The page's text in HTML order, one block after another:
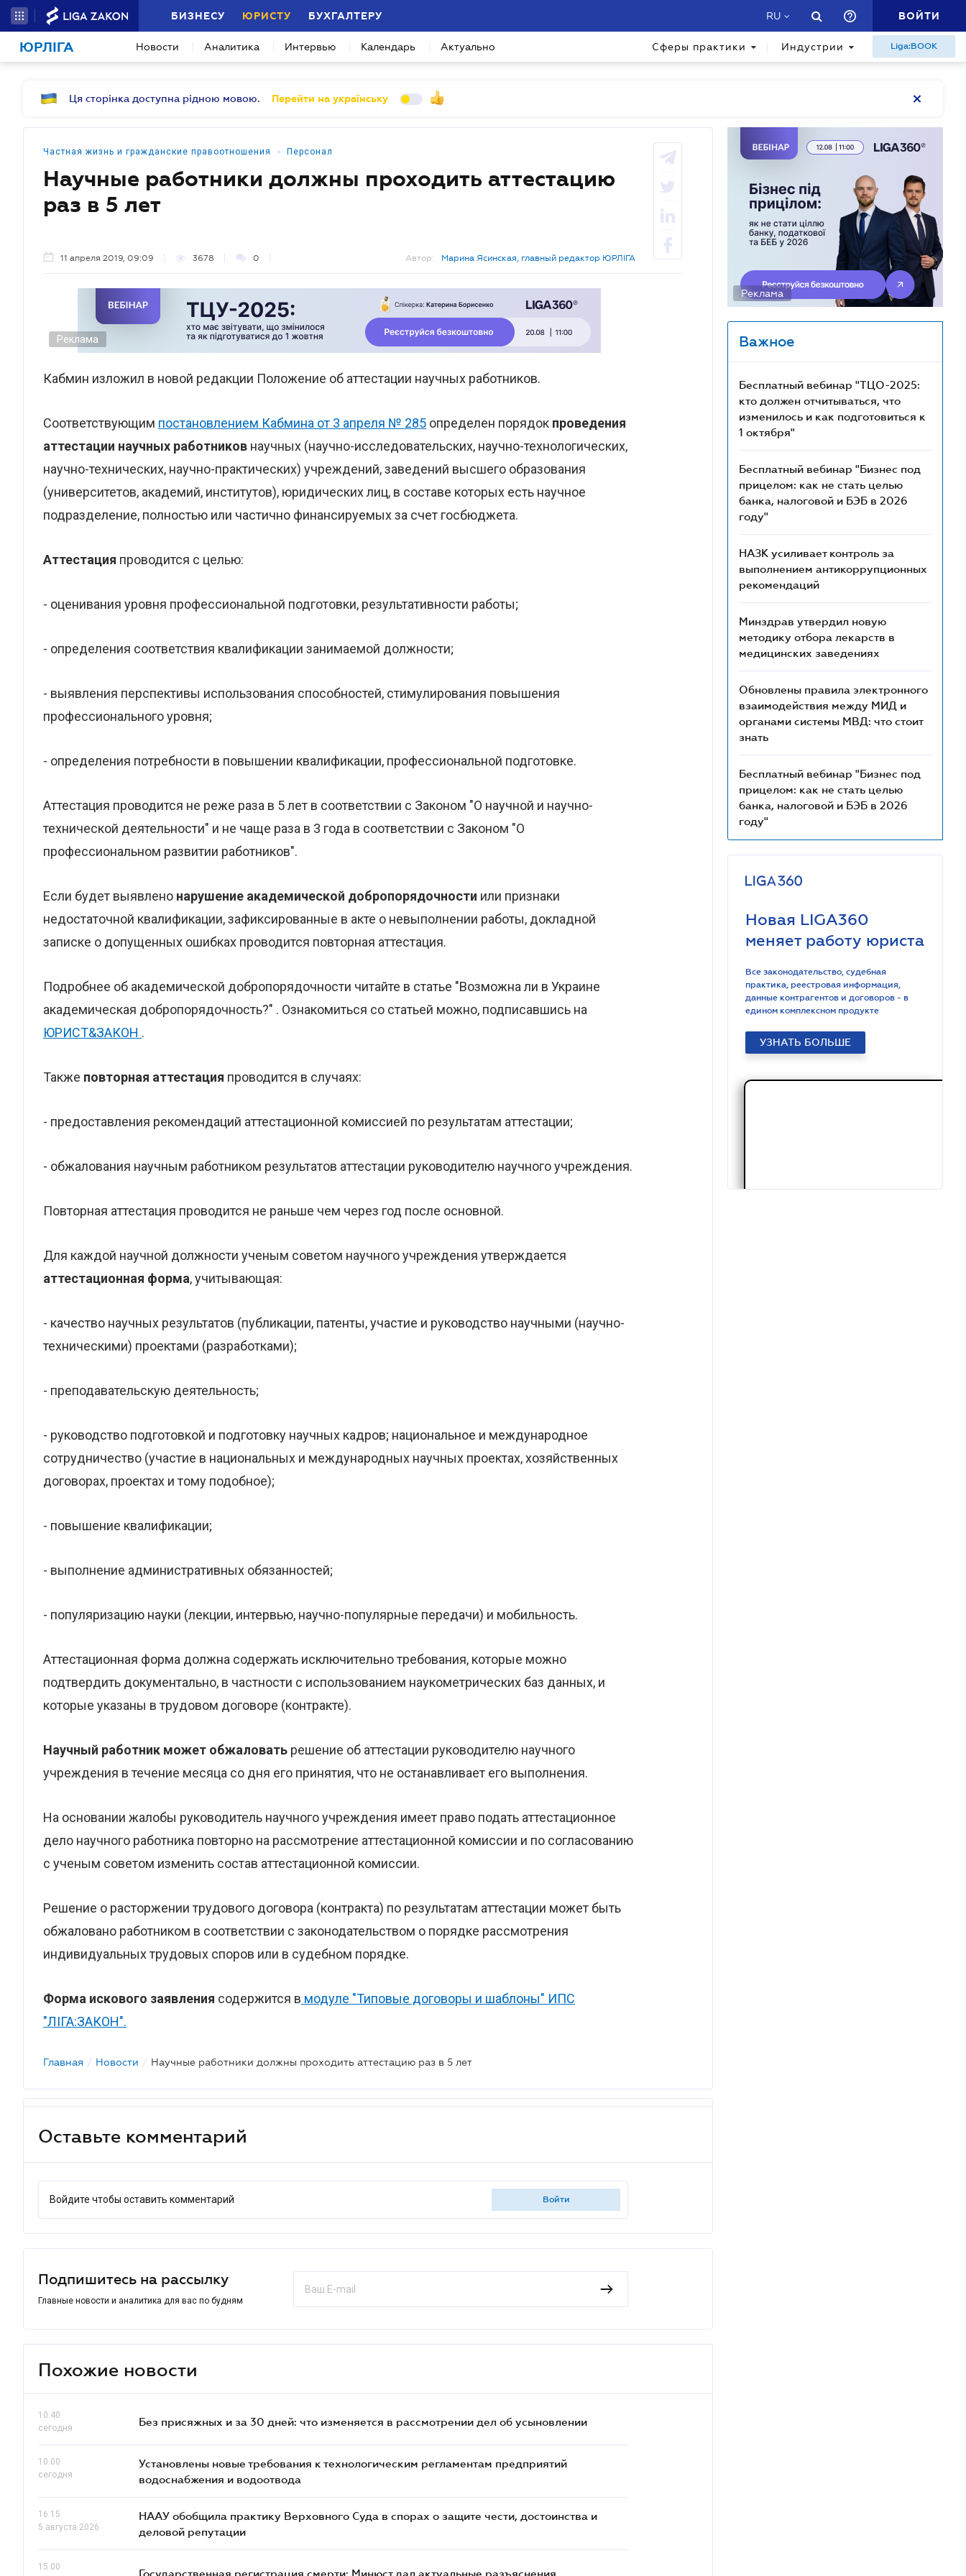
БИЗНЕСУ ЮРИСТУ БУХГАЛТЕРУ RU ВОЙТИ
ЮРЛІГА Новости Аналитика Интервью Календарь Актуально Сферы практики Индустрии Liga:BOOK
Ця сторінка доступна рідною мовою. Перейти на українську
Частная жизнь и гражданские правоотношения • Персонал
Научные работники должны проходить аттестацию
раз в 5 лет
11 апреля 2019, 09:09 3678 0 Автор: Марина Ясинская, главный редактор ЮРЛІГА
Реклама
Кабмин изложил в новой редакции Положение об аттестации научных работников.
Соответствующим постановлением Кабмина от 3 апреля № 285 определен порядок проведения
аттестации научных работников научных (научно-исследовательских, научно-технологических,
научно-технических, научно-практических) учреждений, заведений высшего образования
(университетов, академий, институтов), юридических лиц, в составе которых есть научное
подразделение, полностью или частично финансируемых за счет госбюджета.
Аттестация проводится с целью:
- оценивания уровня профессиональной подготовки, результативности работы;
- определения соответствия квалификации занимаемой должности;
- выявления перспективы использования способностей, стимулирования повышения
профессионального уровня;
- определения потребности в повышении квалификации, профессиональной подготовке.
Аттестация проводится не реже раза в 5 лет в соответствии с Законом "О научной и научно-
технической деятельности" и не чаще раза в 3 года в соответствии с Законом "О
профессиональном развитии работников".
Если будет выявлено нарушение академической добропорядочности или признаки
недостаточной квалификации, зафиксированные в акте о невыполнении работы, докладной
записке о допущенных ошибках проводится повторная аттестация.
Подробнее об академической добропорядочности читайте в статье "Возможна ли в Украине
академическая добропорядочность?" . Ознакомиться со статьей можно, подписавшись на
ЮРИСТ&ЗАКОН .
Также повторная аттестация проводится в случаях:
- предоставления рекомендаций аттестационной комиссией по результатам аттестации;
- обжалования научным работником результатов аттестации руководителю научного учреждения.
Повторная аттестация проводится не раньше чем через год после основной.
Для каждой научной должности ученым советом научного учреждения утверждается
аттестационная форма, учитывающая:
- качество научных результатов (публикации, патенты, участие и руководство научными (научно-
техническими) проектами (разработками);
- преподавательскую деятельность;
- руководство подготовкой и подготовку научных кадров; национальное и международное
сотрудничество (участие в национальных и международных научных проектах, хозяйственных
договорах, проектах и тому подобное);
- повышение квалификации;
- выполнение административных обязанностей;
- популяризацию науки (лекции, интервью, научно-популярные передачи) и мобильность.
Аттестационная форма должна содержать исключительно требования, которые можно
подтвердить документально, в частности с использованием наукометрических баз данных, и
которые указаны в трудовом договоре (контракте).
Научный работник может обжаловать решение об аттестации руководителю научного
учреждения в течение месяца со дня его принятия, что не останавливает его выполнения.
На основании жалобы руководитель научного учреждения имеет право подать аттестационное
дело научного работника повторно на рассмотрение аттестационной комиссии и по согласованию
с ученым советом изменить состав аттестационной комиссии.
Решение о расторжении трудового договора (контракта) по результатам аттестации может быть
обжаловано работником в соответствии с законодательством о порядке рассмотрения
индивидуальных трудовых споров или в судебном порядке.
Форма искового заявления содержится в модуле "Типовые договоры и шаблоны" ИПС
"ЛІГА:ЗАКОН".
Главная / Новости / Научные работники должны проходить аттестацию раз в 5 лет
Оставьте комментарий
Войдите чтобы оставить комментарий войти
Подпишитесь на рассылку
Главные новости и аналитика для вас по будням
Похожие новости
10.40
сегодня
Без присяжных и за 30 дней: что изменяется в рассмотрении дел об усыновлении
10.00
сегодня
Установлены новые требования к технологическим регламентам предприятий
водоснабжения и водоотвода
16.15
5 августа 2026
НААУ обобщила практику Верховного Суда в спорах о защите чести, достоинства и
деловой репутации
15.00
Государственная регистрация смерти: Минюст дал актуальные разъяснения
Реклама
Важное
Бесплатный вебинар "ТЦО-2025:
кто должен отчитываться, что
изменилось и как подготовиться к
1 октября"
Бесплатный вебинар "Бизнес под
прицелом: как не стать целью
банка, налоговой и БЭБ в 2026
году"
НАЗК усиливает контроль за
выполнением антикоррупционных
рекомендаций
Минздрав утвердил новую
методику отбора лекарств в
медицинских заведениях
Обновлены правила электронного
взаимодействия между МИД и
органами системы МВД: что стоит
знать
Бесплатный вебинар "Бизнес под
прицелом: как не стать целью
банка, налоговой и БЭБ в 2026
году"
Новая LIGA360
меняет работу юриста
Все законодательство, судебная
практика, реестровая информация,
данные контрагентов и договоров - в
едином комплексном продукте
УЗНАТЬ БОЛЬШЕ